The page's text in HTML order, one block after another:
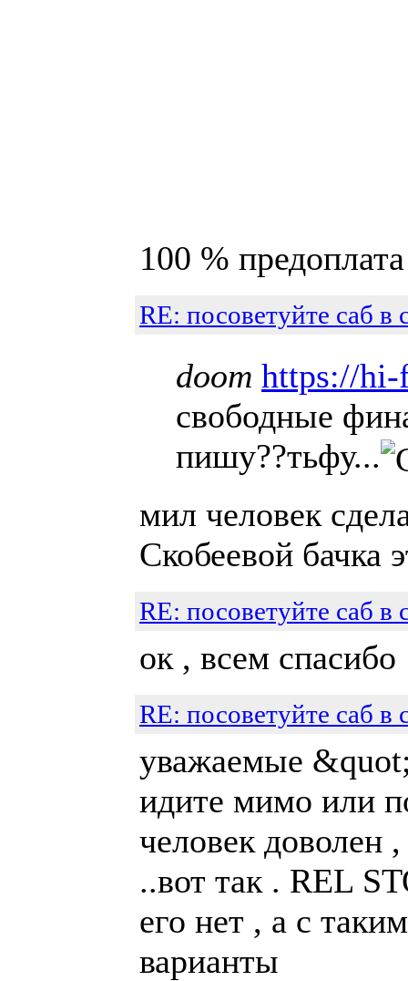
100 %
RE: посоветуйте саб в
doom https://hi-
свободные
пишу??тьфу...
мил человек
Скобеевой бачка
RE: посоветуйте саб в
ок , всем спасибо
RE: посоветуйте саб в
уважаемые
идите мимо или
человек доволен
..вот так . REL
его нет , а с
варианты